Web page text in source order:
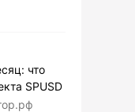
что
SPUSD